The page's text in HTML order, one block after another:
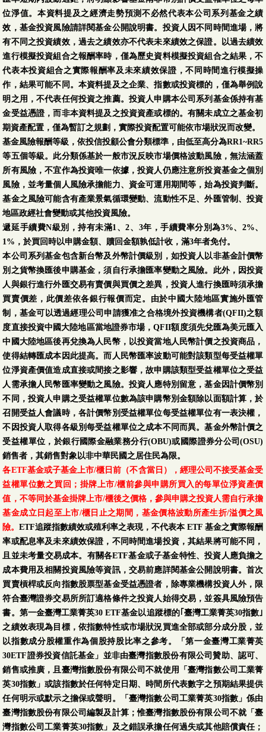
位淨值。本資料提及之經濟走勢預測不必然代表本公司系列基金之績
效，基金投資風險請詳閱基金公開說明書。投資人因不同時間進場，將
有不同之投資績效，過去之績效亦不代表未來績效之保證。以過去績效
進行模擬投資組合之報酬率時，僅為歷史資料模擬投資組合之結果，不
代表本投資組合之實際報酬率及未來績效保證，不同時間進行模擬操
作，結果可能不同。本資料提及之企業、指數或投資標的，僅為舉例說
明之用，不代表任何投資之推薦。投資人申購本公司系列基金係持有基
金受益憑證，而非本資料提及之投資資產或標的。有關未成立之基金初
期資產配置，僅為暫訂之規劃，實際投資配置可能依市場狀況而改變。
基金風險報酬等級，依投信投顧公會分類標準，由低至高分為RR1~RR5
等五個等級。此分類係基於一般市況反映市場價格波動風險，無法涵蓋
所有風險，不宜作為投資唯一依據，投資人仍應注意所投資基金之個別
風險，並考量個人風險承擔能力、資金可運用期間等，始為投資判斷。
基金之風險可能含有產業景氣循環變動、流動性不足、外匯管制、投資
地區政經社會變動或其他投資風險。
遞延手續費N級別，持有未滿1、2、3年，手續費率分別為3%、2%、
1%，於買回時以申購金額、贖回金額孰低計收，滿3年者免付。
本公司系列基金包含新台幣及外幣計價級別，如投資人以非基金計價幣
別之貨幣換匯後申購基金，須自行承擔匯率變動之風險。此外，因投資
人與銀行進行外匯交易有賣價與買價之差異，投資人進行換匯時須承擔
買賣價差，此價差依各銀行報價而定。由於中國大陸地區實施外匯管
制，基金可以透過經理公司申請獲准之合格境外投資機構者(QFII)之額
度直接投資中國大陸地區當地證券市場，QFII額度須先兌匯為美元匯入
中國大陸地區後再兌換為人民幣，以投資當地人民幣計價之投資商品，
使得結轉匯成本因此提高。而人民幣匯率波動可能對該類型每受益權單
位淨資產價值造成直接或間接之影響，故申購該類型受益權單位之受益
人需承擔人民幣匯率變動之風險。投資人應特別留意，基金因計價幣別
不同，投資人申購之受益權單位數為該申購幣別金額除以面額計算，於
召開受益人會議時，各計價幣別受益權單位每受益權單位有一表決權，
不因投資人取得各級別每受益權單位之成本不同而異。基金外幣計價之
受益權單位，於銀行國際金融業務分行(OBU)或國際證券分公司(OSU)
銷售者，其銷售對象以非中華民國之居住民為限。
各ETF基金或子基金上市/櫃日前（不含當日），經理公司不接受基金受
益權單位數之買回；掛牌上市/櫃前參與申購所買入的每單位淨資產價
值，不等同於基金掛牌上市/櫃後之價格，參與申購之投資人需自行承擔
基金成立日起至上市/櫃日止之期間，基金價格波動所產生折/溢價之風
險。ETF追蹤指數績效或殖利率之表現，不代表本 ETF 基金之實際報酬
率或配息率及未來績效保證，不同時間進場投資，其結果將可能不同，
且並未考量交易成本。有關各ETF基金或子基金特性、投資人應負擔之
成本費用及相關投資風險等資訊，交易前應詳閱基金公開說明書。首次
買賣槓桿或反向指數股票型基金受益憑證者，除專業機構投資人外，限
符合臺灣證券交易所所訂適格條件之投資人始得交易，並簽具風險預告
書。第一金臺灣工業菁英30 ETF基金以追蹤標的｢臺灣工業菁英30指數｣
之績效表現為目標，依指數特性或市場狀況買進全部或部分成分股，並
以指數成分股權重作為個股持股比率之參考。「第一金臺灣工業菁英
30ETF證券投資信託基金」並非由臺灣指數股份有限公司贊助、認可、
銷售或推廣，且臺灣指數股份有限公司不就使用「臺灣指數公司工業菁
英30指數」或該指數於任何特定日期、時間所代表數字之預期結果提供
任何明示或默示之擔保或聲明。「臺灣指數公司工業菁英30指數」係由
臺灣指數股份有限公司編製及計算；惟臺灣指數股份有限公司不就「臺
灣指數公司工業菁英30指數」及之錯誤承擔任何過失或其他賠償責任；